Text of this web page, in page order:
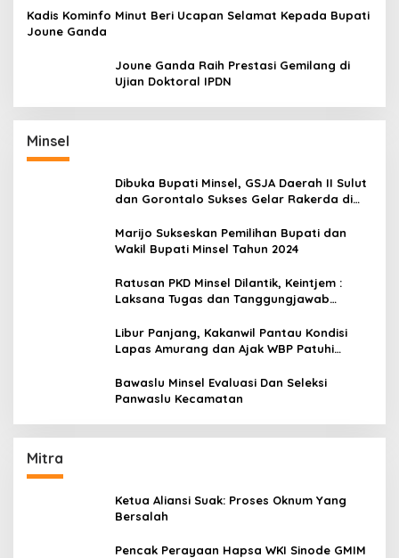
Kadis Kominfo Minut Beri Ucapan Selamat Kepada Bupati
Joune Ganda
Joune Ganda Raih Prestasi Gemilang di
Ujian Doktoral IPDN
Minsel
Dibuka Bupati Minsel, GSJA Daerah II Sulut
dan Gorontalo Sukses Gelar Rakerda di
Marijo Sukseskan Pemilihan Bupati dan
Wakil Bupati Minsel Tahun 2024
Ratusan PKD Minsel Dilantik, Keintjem :
Laksana Tugas dan Tanggungjawab
Libur Panjang, Kakanwil Pantau Kondisi
Lapas Amurang dan Ajak WBP Patuhi
Bawaslu Minsel Evaluasi Dan Seleksi
Panwaslu Kecamatan
Mitra
Ketua Aliansi Suak: Proses Oknum Yang
Bersalah
Pencak Perayaan Hapsa WKI Sinode GMIM